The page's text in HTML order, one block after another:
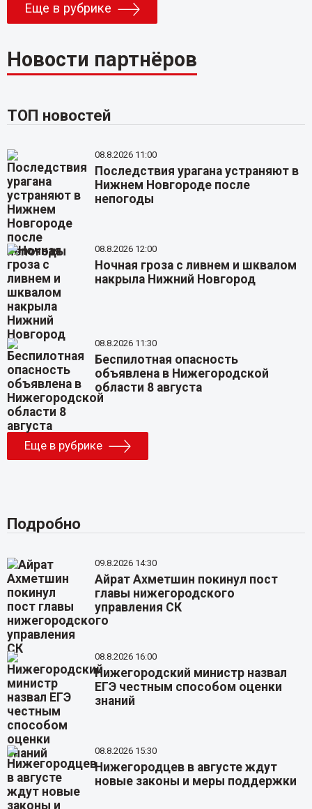
Еще в рубрике
Новости партнёров
ТОП новостей
08.8.2026 11:00
Последствия урагана устраняют в
Нижнем Новгороде после
непогоды
08.8.2026 12:00
Ночная гроза с ливнем и шквалом
накрыла Нижний Новгород
08.8.2026 11:30
Беспилотная опасность
объявлена в Нижегородской
области 8 августа
Еще в рубрике
Подробно
09.8.2026 14:30
Айрат Ахметшин покинул пост
главы нижегородского
управления СК
08.8.2026 16:00
Нижегородский министр назвал
ЕГЭ честным способом оценки
знаний
08.8.2026 15:30
Нижегородцев в августе ждут
новые законы и меры поддержки